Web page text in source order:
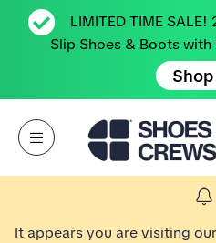
LIMITED TIME
Slip Shoes & Boots with
Open Menu
Aller à la page d’accueil Shoes For Crews
It appears you are visiting